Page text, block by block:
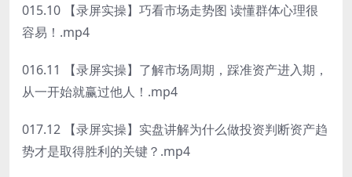
015.10 【录屏实操】巧看市场走势图 读懂群体心理很
容易！.mp4
016.11 【录屏实操】了解市场周期，踩准资产进入期，
从一开始就赢过他人！.mp4
017.12 【录屏实操】实盘讲解为什么做投资判断资产趋
势才是取得胜利的关键？.mp4